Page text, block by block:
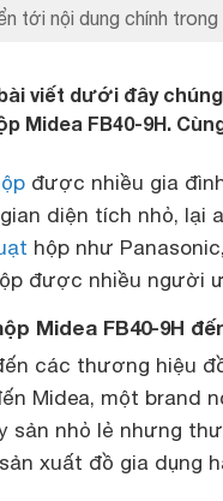
tới nội dung chính trong
viết dưới đây
Midea FB40-9H.
được nhiều gia
diện tích nhỏ,
hộp như
được nhiều người
Midea FB40-9H
các thương hiệu
Midea, một brand
sản nhỏ lẻ nhưng
xuất đồ gia dụng